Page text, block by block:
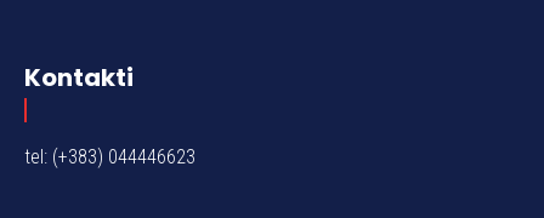
Kontakti
tel: (+383) 044446623